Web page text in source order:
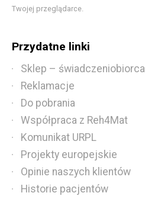
Twojej przeglądarce.
Przydatne linki
Sklep – świadczeniobiorca
Reklamacje
Do pobrania
Współpraca z Reh4Mat
Komunikat URPL
Projekty europejskie
Opinie naszych klientów
Historie pacjentów